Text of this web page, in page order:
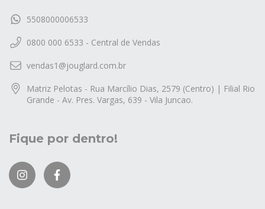
5508000006533
0800 000 6533 - Central de Vendas
vendas1@jouglard.com.br
Matriz Pelotas - Rua Marcílio Dias, 2579 (Centro) | Filial Rio
Grande - Av. Pres. Vargas, 639 - Vila Juncao.
Fique por dentro!